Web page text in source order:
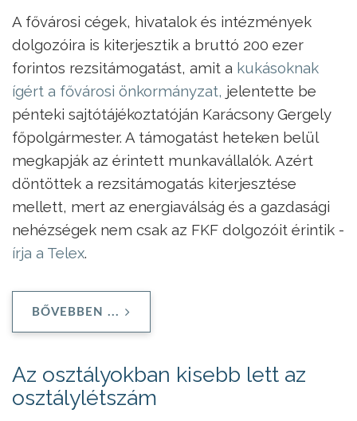
A fővárosi cégek, hivatalok és intézmények
dolgozóira is kiterjesztik a bruttó 200 ezer
forintos rezsitámogatást, amit a kukásoknak
ígért a fővárosi önkormányzat, jelentette be
pénteki sajtótájékoztatóján Karácsony Gergely
főpolgármester. A támogatást heteken belül
megkapják az érintett munkavállalók. Azért
döntöttek a rezsitámogatás kiterjesztése
mellett, mert az energiaválság és a gazdasági
nehézségek nem csak az FKF dolgozóit érintik -
írja a Telex.
BŐVEBBEN ...
Az osztályokban kisebb lett az
osztálylétszám